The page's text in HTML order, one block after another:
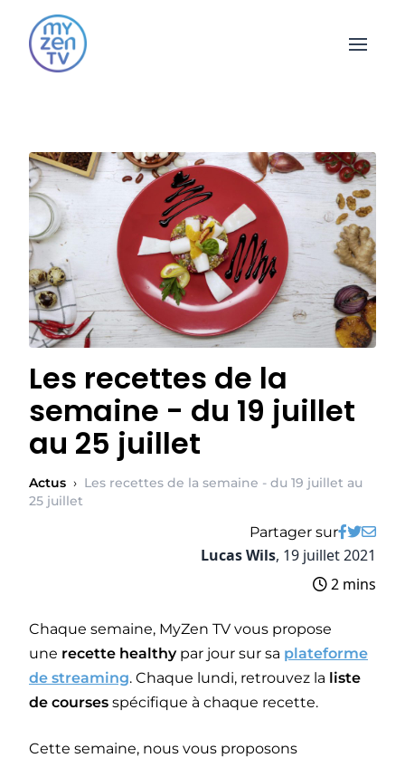
Open
Les recettes de la
semaine - du 19 juillet
au 25 juillet
Actus › Les recettes de la semaine - du 19 juillet au
25 juillet
Partager sur
Lucas Wils, 19 juillet 2021
2 mins
Chaque semaine, MyZen TV vous propose
une recette healthypar jour sur sa plateforme
de streaming. Chaque lundi, retrouvez la liste
de courses spécifique à chaque recette.
Cette semaine, nous vous proposons